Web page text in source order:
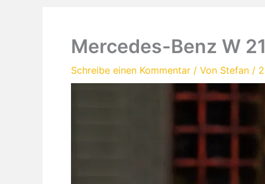
Mercedes-Benz W
Schreibe einen Kommentar / Von Stefan /